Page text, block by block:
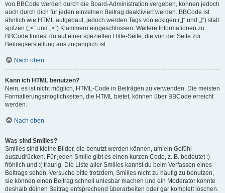
von BBCode werden durch die Board-Administration vergeben, können jedoch
auch durch dich für jeden einzelnen Beitrag deaktiviert werden. BBCode ist
ähnlich wie HTML aufgebaut, jedoch werden Tags von eckigen („[“ und „]“) statt
spitzen („<“ und „>“) Klammern eingeschlossen. Weitere Informationen zu
BBCode findest du auf einer speziellen Hilfe-Seite, die von der Seite zur
Beitragserstellung aus zugänglich ist.
Nach oben
Kann ich HTML benutzen?
Nein, es ist nicht möglich, HTML-Code in Beiträgen zu verwenden. Die meisten
Formatierungsmöglichkeiten, die HTML bietet, können über BBCode erreicht
werden.
Nach oben
Was sind Smilies?
Smilies sind kleine Bilder, die benutzt werden können, um ein Gefühl
auszudrücken. Für jeden Smilie gibt es einen kurzen Code, z. B. bedeutet :)
fröhlich und :( traurig. Die Liste aller Smilies kannst du beim Verfassen eines
Beitrags sehen. Versuche bitte trotzdem, Smilies nicht zu häufig zu benutzen,
sie können einen Beitrag schnell unlesbar machen und ein Moderator könnte
deshalb deinen Beitrag entsprechend überarbeiten oder gar komplett löschen.